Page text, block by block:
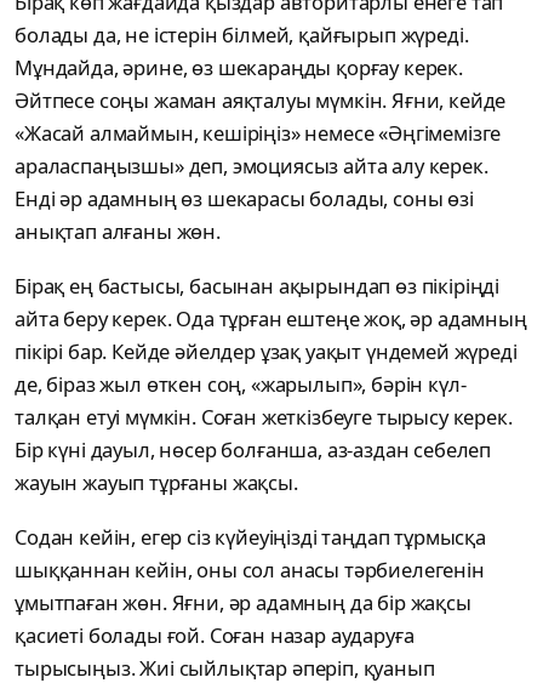
болады да, не істерін білмей, қайғырып жүреді.
Мұндайда, әрине, өз шекараңды қорғау керек.
Әйтпесе соңы жаман аяқталуы мүмкін. Яғни, кейде
«Жасай алмаймын, кешіріңіз» немесе «Әңгімемізге
араласпаңызшы» деп, эмоциясыз айта алу керек.
Енді әр адамның өз шекарасы болады, соны өзі
анықтап алғаны жөн.
Бірақ ең бастысы, басынан ақырындап өз пікіріңді
айта беру керек. Ода тұрған ештеңе жоқ, әр адамның
пікірі бар. Кейде әйелдер ұзақ уақыт үндемей жүреді
де, біраз жыл өткен соң, «жарылып», бәрін күл-
талқан етуі мүмкін. Соған жеткізбеуге тырысу керек.
Бір күні дауыл, нөсер болғанша, аз-аздан себелеп
жауын жауып тұрғаны жақсы.
Содан кейін, егер сіз күйеуіңізді таңдап тұрмысқа
шыққаннан кейін, оны сол анасы тәрбиелегенін
ұмытпаған жөн. Яғни, әр адамның да бір жақсы
қасиеті болады ғой. Соған назар аударуға
тырысыңыз. Жиі сыйлықтар әперіп, қуанып